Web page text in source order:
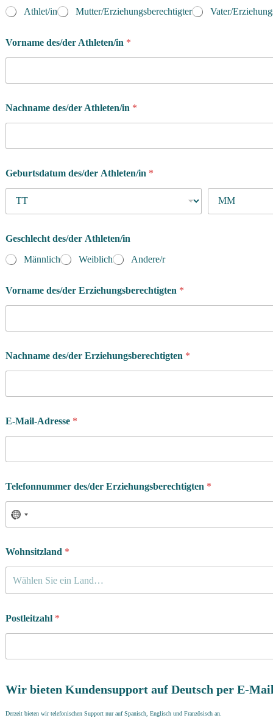
Athlet/in
Mutter/Erziehungsberechtigter Vater/
Vorname des/der Athleten/in *
Nachname des/der Athleten/in *
r
a
S
e
n
Geburtsdatum des/der Athleten/in *
Geschlecht des/der Athleten/in
Männlich
Weiblich Andere/r
Vorname des/der Erziehungsberechtigten *
Nachname des/der Erziehungsberechtigten *
E-Mail-Adresse *
Telefonnummer des/der Erziehungsberechtigten *
Wohnsitzland *
Wählen Sie ein Land…
Postleitzahl *
Wir bieten Kundensupport auf Deutsch per E-
Derzeit bieten wir telefonischen Support nur auf Spanisch, Englisch und Französisch an.